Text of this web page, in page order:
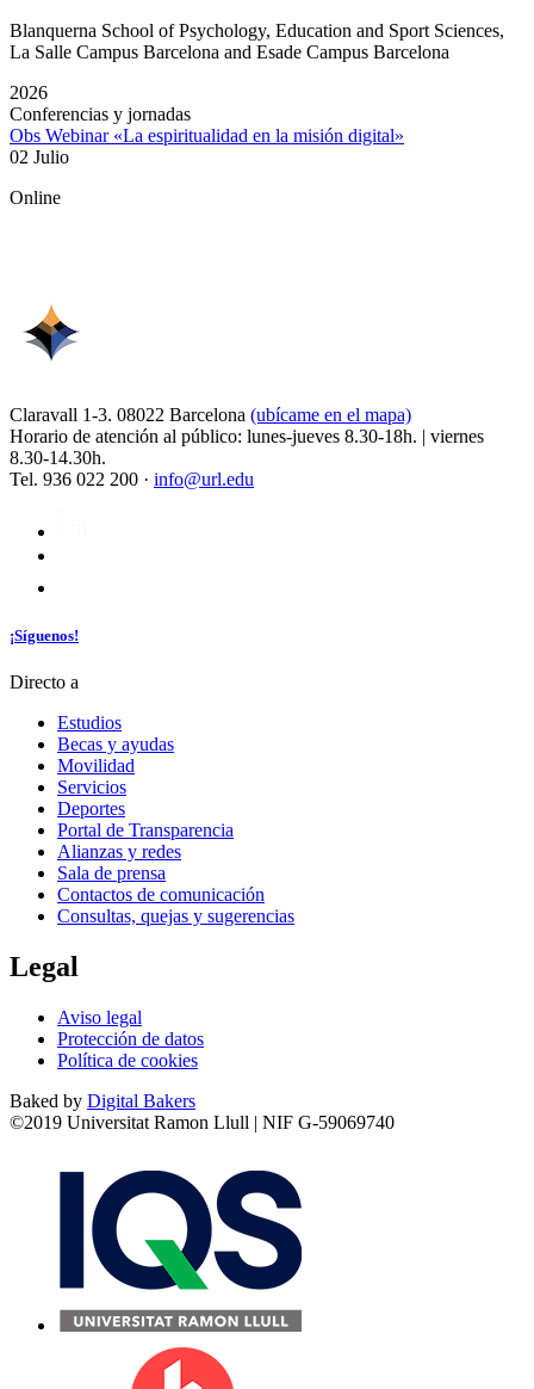
Blanquerna School of Psychology, Education and Sport Sciences,
La Salle Campus Barcelona and Esade Campus Barcelona
2026
Conferencias y jornadas
Obs Webinar «La espiritualidad en la misión digital»
02 Julio
Online
Claravall 1-3. 08022 Barcelona (ubícame en el mapa)
Horario de atención al público: lunes-jueves 8.30-18h. | viernes
8.30-14.30h.
Tel. 936 022 200 · info@url.edu
¡Síguenos!
Directo a
Estudios
Becas y ayudas
Movilidad
Servicios
Deportes
Portal de Transparencia
Alianzas y redes
Sala de prensa
Contactos de comunicación
Consultas, quejas y sugerencias
Legal
Aviso legal
Protección de datos
Política de cookies
Baked by Digital Bakers
©2019 Universitat Ramon Llull | NIF G-59069740